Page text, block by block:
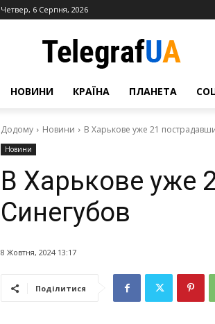
Четвер, 6 Серпня, 2026
НОВИНИ КРАЇНА ПЛАНЕТА
Додому Новини В Харькове уже 21
Новини
В Харькове уже
Синегубов
8 Жовтня, 2024 13:17
Поділитися